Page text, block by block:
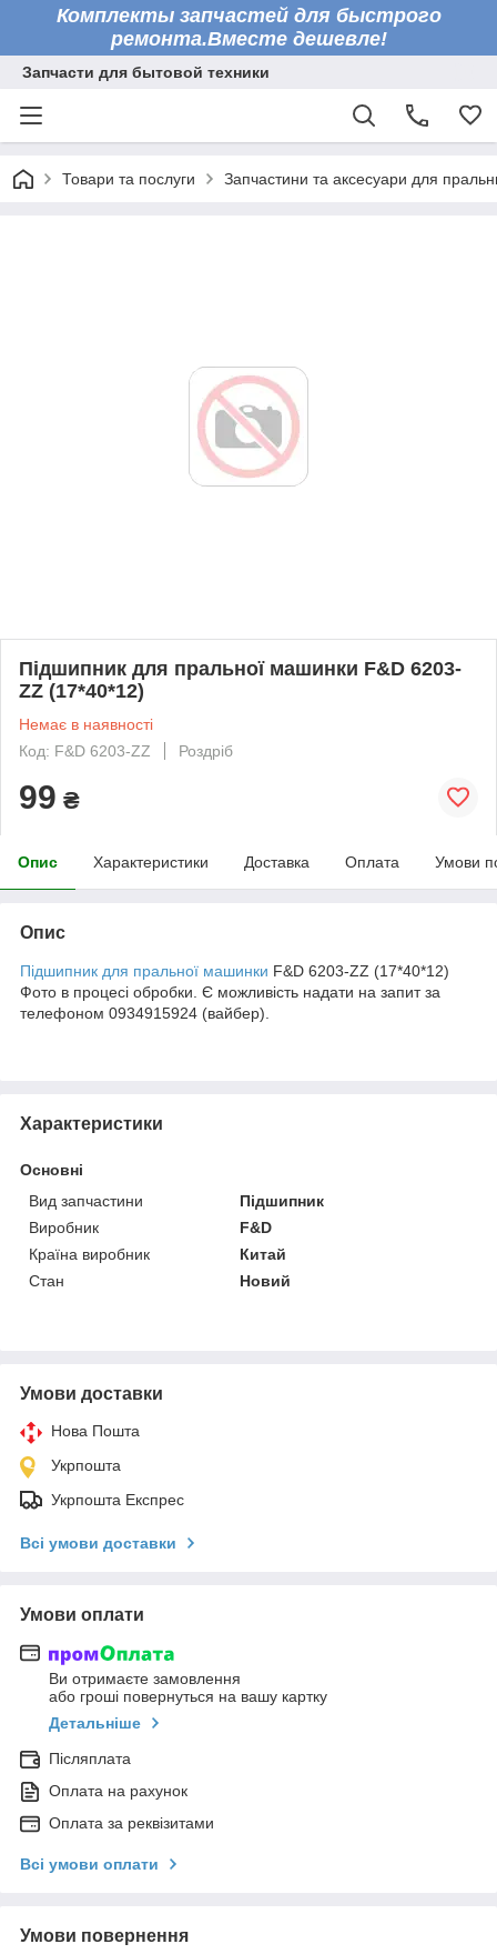
Комплекты запчастей для быстрого
ремонта.Вместе дешевле!
Запчасти для бытовой техники
Товари та послуги Запчастини та аксесуари для
Підшипник для пральної машинки F&D 6203-
ZZ (17*40*12)
Немає в наявності
Код: F&D 6203-ZZ
Роздріб
99 ₴
Опис Характеристики Доставка Оплата Умови
Опис
Підшипник для пральної машинки F&D 6203-ZZ (17*40*12)
Фото в процесі обробки. Є можливість надати на запит за
телефоном 0934915924 (вайбер).
Характеристики
Основні
Вид запчастини
Підшипник
Виробник
F&D
Країна виробник
Китай
Стан
Новий
Умови доставки
Нова Пошта
Укрпошта
Укрпошта Експрес
Всі умови доставки
Умови оплати
Ви отримаєте замовлення
або гроші повернуться на вашу картку
Детальніше
Післяплата
Оплата на рахунок
Оплата за реквізитами
Всі умови оплати
Умови повернення